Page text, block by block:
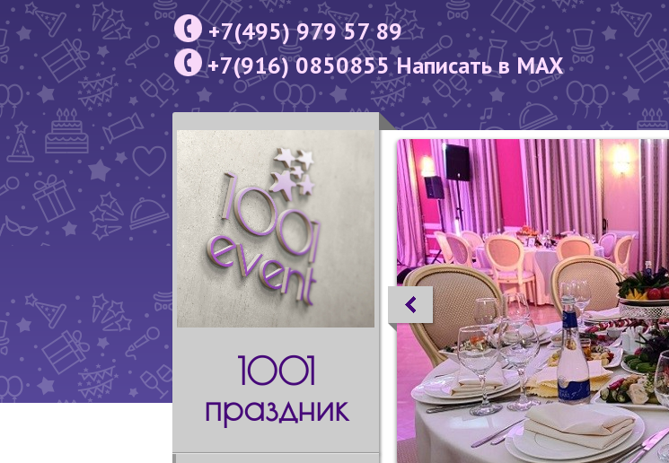
+7(495) 979 57 89
+7(916) 0850855 Написать в MAX
1001
праздник